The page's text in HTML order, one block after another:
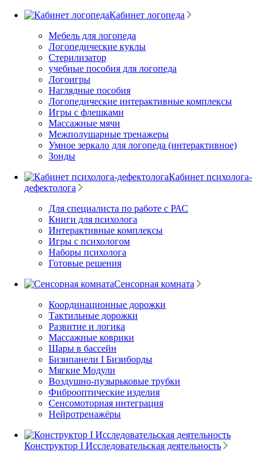
Кабинет логопеда
Мебель для логопеда
Логопедические куклы
Стерилизатор
учебные пособия для логопеда
Логоигры
Наглядные пособия
Логопедические интерактивные комплексы
Игры с флешками
Массажные мячи
Межполушарные тренажеры
Умное зеркало для логопеда (интерактивное)
Зонды
Кабинет психолога-
дефектолога
Для специалиста по работе с РАС
Книги для психолога
Интерактивные комплексы
Игры с психологом
Наборы психолога
Готовые решения
Сенсорная комната
Координационные дорожки
Тактильные дорожки
Развитие и логика
Массажные коврики
Шары в бассейн
Бизипанели I Бизиборды
Мягкие Модули
Воздушно-пузырьковые трубки
Фиброоптические изделия
Сенсомоторная интеграция
Нейротренажёры
Конструктор I Исследовательская деятельность